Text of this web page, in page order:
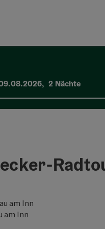
, 2 Nächte
am Inn
am Inn